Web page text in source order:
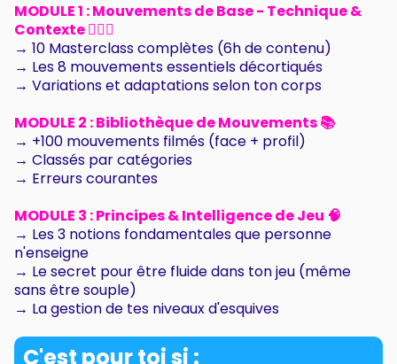
MODULE 1 : Mouvements de Base - Technique &
Contexte 🤸🏼‍♂️
→ 10 Masterclass complètes (6h de contenu)
→ Les 8 mouvements essentiels décortiqués
→ Variations et adaptations selon ton corps
MODULE 2 : Bibliothèque de Mouvements 📚
→ +100 mouvements filmés (face + profil)
→ Classés par catégories
→ Erreurs courantes
MODULE 3 : Principes & Intelligence de Jeu 🧠
→ Les 3 notions fondamentales que personne
n'enseigne
→ Le secret pour être fluide dans ton jeu (même
sans être souple)
→ La gestion de tes niveaux d'esquives
C'est pour toi si :